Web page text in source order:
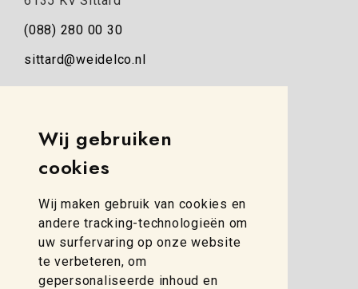
Wij gebruiken
cookies
Wij maken gebruik van cookies en
andere tracking-technologieën om
uw surfervaring op onze website
te verbeteren, om
gepersonaliseerde inhoud en
(088) 280 00 30
sittard@weidelco.nl
zwolle@weidelco.nl